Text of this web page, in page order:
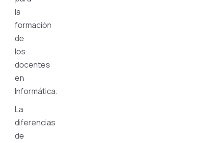
la
formación
de
los
docentes
en
Informática.
La
diferencias
de